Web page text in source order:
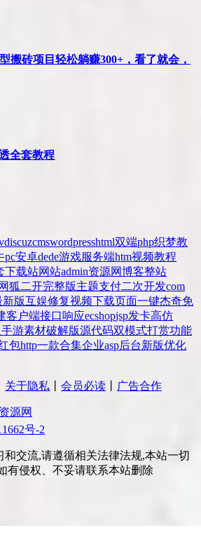
搬砖项目轻松躺赚300+，看了就会，
全套教程
discuzcmswordpresshtml双端php织梦教
pc安卓dede游戏服务端htm视频教程
下载站网站admin资源网博客整站
网狐 二开完整版主题支付二次开发com
新版互娱修复视频下载页面一键杰奇免
客户端接口响应ecshopjsp发卡高仿
手游素材破解版源代码双模式打赏功能
包http一款合集企业asp后台新版优化
关于隐私 会员必读 广告合作
源网
号-2
交流,请遵循相关法律法规,本站一切
有侵权、不妥请联系本站删除